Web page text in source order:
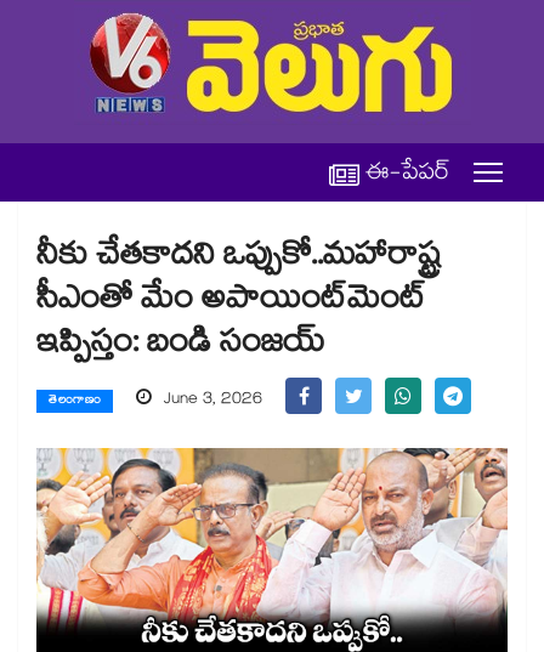
ఈ-పేపర్
నీకు చేతకాదని ఒప్పుకో..మహారాష్ట్ర
సీఎంతో మేం అపాయింట్‌‌‌‌‌‌‌‌మెంట్‌‌‌‌‌‌‌‌
ఇప్పిస్తం: బండి సంజయ్
తెలంగాణం June 3, 2026